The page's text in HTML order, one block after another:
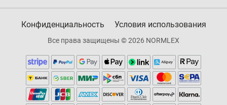
Конфиденциальность Условия использования
Все права защищены © 2026 NORMLEX